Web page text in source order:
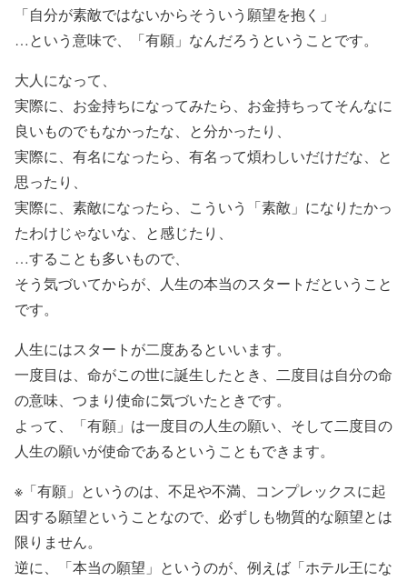
「自分が素敵ではないからそういう願望を抱く」
…という意味で、「有願」なんだろうということです。
大人になって、
実際に、お金持ちになってみたら、お金持ちってそんなに
良いものでもなかったな、と分かったり、
実際に、有名になったら、有名って煩わしいだけだな、と
思ったり、
実際に、素敵になったら、こういう「素敵」になりたかっ
たわけじゃないな、と感じたり、
…することも多いもので、
そう気づいてからが、人生の本当のスタートだということ
です。
人生にはスタートが二度あるといいます。
一度目は、命がこの世に誕生したとき、二度目は自分の命
の意味、つまり使命に気づいたときです。
よって、「有願」は一度目の人生の願い、そして二度目の
人生の願いが使命であるということもできます。
※「有願」というのは、不足や不満、コンプレックスに起
因する願望ということなので、必ずしも物質的な願望とは
限りません。
逆に、「本当の願望」というのが、例えば「ホテル王にな